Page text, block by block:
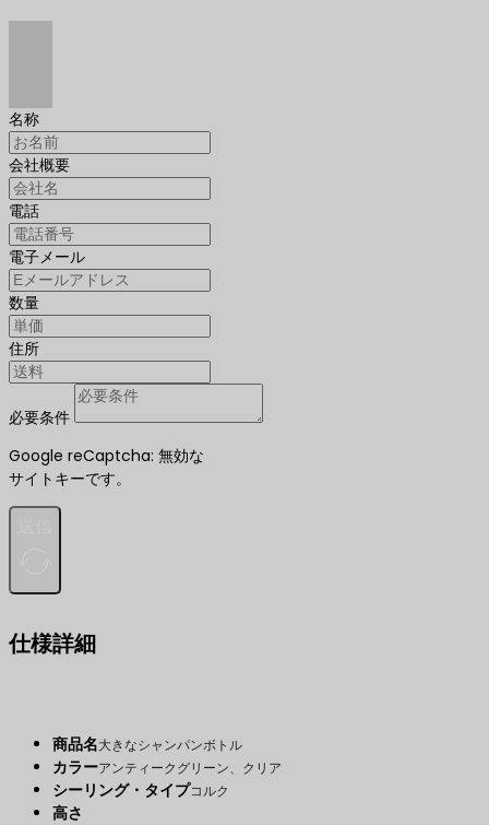
名称
会社概要
電話
電子メール
数量
住所
必要条件
Google reCaptcha: 無効な
サイトキーです。
仕様詳細
商品名大きなシャンパンボトル
カラーアンティークグリーン、クリア
シーリング・タイプコルク
高さ